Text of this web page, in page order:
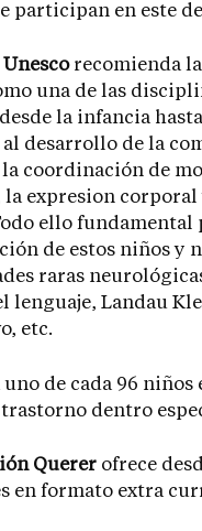
participan en este
Unescorecomienda
una de las
la infancia
al desarrollo de la
la coordinación de
expresion
ello fundamental
de estos niños y
raras
lenguaje, Landau
etc.
uno de cada 96
dentro
Querer ofrece
en formato extra